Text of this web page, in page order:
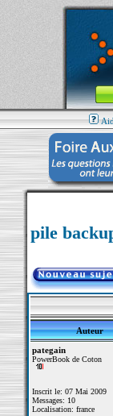
MacBook-fr.com
Aller au
pile
Auteur
pategain
PowerBook de Coton
Inscrit le: 07 Mai 2009
Messages: 10
Localisation: france